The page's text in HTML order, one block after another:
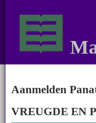
Aanmelden
VREUGDE EN